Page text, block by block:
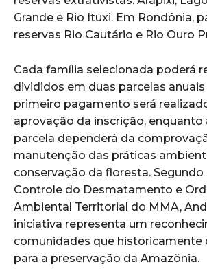
Grande e Rio Ituxi. Em Rondônia,
reservas Rio Cautário e Rio Ouro
Cada família selecionada poderá
divididos em duas parcelas anuais
primeiro pagamento será
aprovação da inscrição, enquanto
parcela dependerá da
manutenção das práticas
conservação da floresta.
Controle do Desmatamento e
Ambiental Territorial do MMA,
iniciativa representa um
comunidades que historicamente
para a preservação da Amazônia.